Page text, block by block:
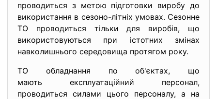
проводиться з метою підготовки виробу до
використання в сезоно-літніх умовах. Сезонне
ТО проводиться тільки для виробів, що
використовуються при істотних змінах
навколишнього середовища протягом року.
ТО обладнання по об'єктах, що
мають експлуатаційний персонал,
проводиться силами цього персоналу, а на